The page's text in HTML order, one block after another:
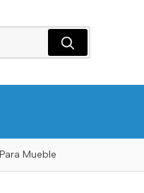
Mueble